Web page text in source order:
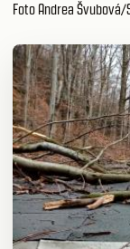
Foto Andrea Švubová/